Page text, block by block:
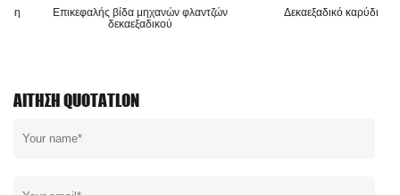
Επικεφαλής βίδα μηχανών φλαντζών
δεκαεξαδικού
Δεκαεξαδικό καρύδι
ΑΊΤΗΣΗ QUOTATLON